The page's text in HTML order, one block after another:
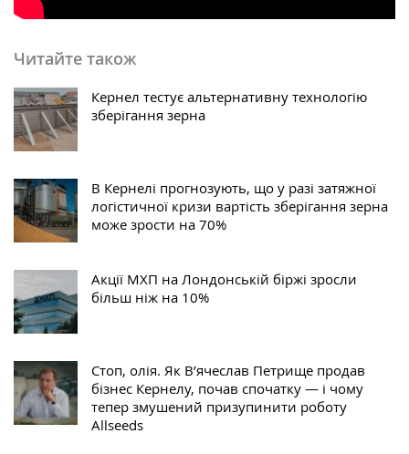
Читайте також
Кернел тестує альтернативну технологію
зберігання зерна
В Кернелі прогнозують, що у разі затяжної
логістичної кризи вартість зберігання зерна
може зрости на 70%
Акції МХП на Лондонській біржі зросли
більш ніж на 10%
Стоп, олія. Як В’ячеслав Петрище продав
бізнес Кернелу, почав спочатку — і чому
тепер змушений призупинити роботу
Allseeds